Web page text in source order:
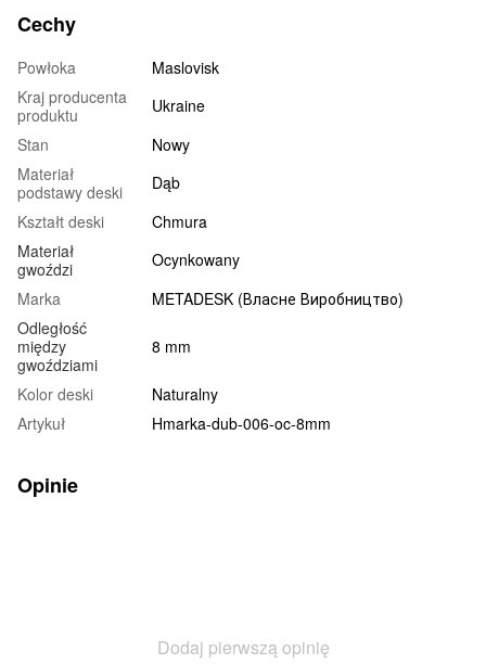
Cechy
Powłoka
Maslovisk
Kraj producenta
produktu
Ukraine
Stan
Nowy
Materiał
podstawy deski
Dąb
Kształt deski
Chmura
Materiał
gwoździ
Ocynkowany
Marka
METADESK (Власне Виробництво)
Odległość
między
gwoździami
8 mm
Kolor deski
Naturalny
Artykuł
Hmarka-dub-006-oc-8mm
Opinie
Dodaj pierwszą opinię